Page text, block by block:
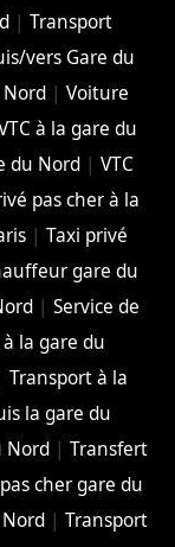
| Transport
vers Gare du
| Voiture
à la gare du
du Nord| VTC
pas cher à la
| Taxi privé
gare du
|Service de
la gare du
Transport à la
la gare du
Nord| Transfert
cher gare du
|Transport